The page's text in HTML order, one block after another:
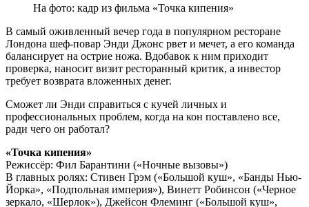
На фото: кадр из фильма «Точка кипения»
В самый оживленный вечер года в популярном ресторане
Лондона шеф-повар Энди Джонс рвет и мечет, а его команда
балансирует на острие ножа. Вдобавок к ним приходит
проверка, наносит визит ресторанный критик, а инвестор
требует возврата вложенных денег.
Сможет ли Энди справиться с кучей личных и
профессиональных проблем, когда на кон поставлено все,
ради чего он работал?
«Точка кипения»
Режиссёр: Фил Барантини («Ночные вызовы»)
В главных ролях: Стивен Грэм («Большой куш», «Банды Нью-
Йорка», «Подпольная империя»), Винетт Робинсон («Черное
зеркало, «Шерлок»), Джейсон Флеминг («Большой куш»,